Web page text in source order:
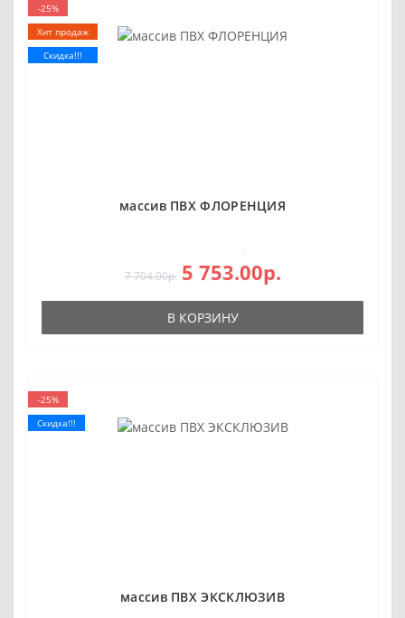
-25%
Хит продаж
Скидка!!!
массив ПВХ ФЛОРЕНЦИЯ
7 704.00р. 5 753.00р.
В КОРЗИНУ
-25%
Скидка!!!
массив ПВХ ЭКСКЛЮЗИВ